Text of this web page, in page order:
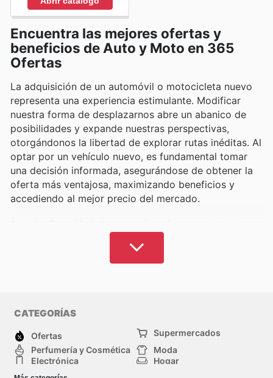
Encuentra las mejores ofertas y
beneficios de Auto y Moto en 365
Ofertas
La adquisición de un automóvil o motocicleta nuevo
representa una experiencia estimulante. Modificar
nuestra forma de desplazarnos abre un abanico de
posibilidades y expande nuestras perspectivas,
otorgándonos la libertad de explorar rutas inéditas. Al
optar por un vehículo nuevo, es fundamental tomar
una decisión informada, asegurándose de obtener la
oferta más ventajosa, maximizando beneficios y
accediendo al mejor precio del mercado.
información adecuada. Comprar sin evaluar las
diferentes opciones puede acarrear costes excesivos,
365 Ofertasofrece una solución integral y
económica para la búsqueda de su próximo
vehículo.A través de un extenso catálogo de ofertas
de concesionarios y tiendas en España, como
CATEGORÍAS
Ofertas
Supermercados
Perfumería y Cosmética
Moda
Electrónica
Hogar
Deporte